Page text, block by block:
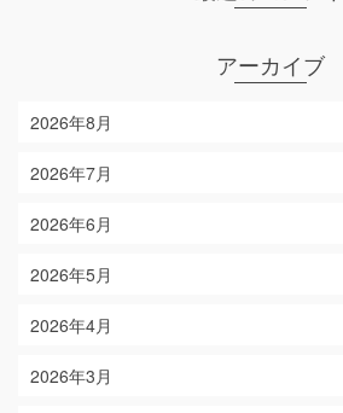
アーカイブ
2026年8月
2026年7月
2026年6月
2026年5月
2026年4月
2026年3月